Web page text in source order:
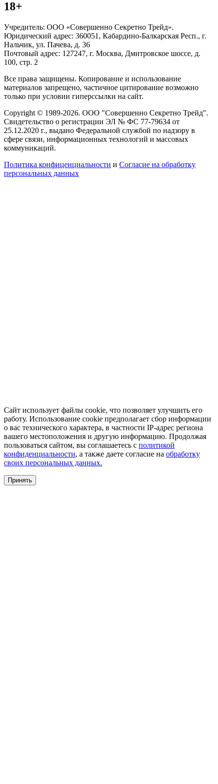
18+
Учредитель: ООО «Совершенно Секретно Трейд».
Юридический адрес: 360051, Кабардино-Балкарская Респ., г.
Нальчик, ул. Пачева, д. 36
Почтовый адрес: 127247, г. Москва, Дмитровское шоссе, д.
100, стр. 2
Все права защищены. Копирование и использование
материалов запрещено, частичное цитирование возможно
только при условии гиперссылки на сайт.
Copyright © 1989-2026. ООО "Совершенно Секретно Трейд".
Свидетельство о регистрации ЭЛ № ФС 77-79634 от
25.12.2020 г., выдано Федеральной службой по надзору в
сфере связи, информационных технологий и массовых
коммуникаций.
Политика конфиценциальности и Согласие на обработку
персональных данных
Сайт использует файлы cookie, что позволяет улучшить его
работу. Использование cookie предполагает сбор информации
о вас технического характера, в частности IP-адрес региона
вашего местоположения и другую информацию. Продолжая
пользоваться сайтом, вы соглашаетесь с политикой
конфиденциальности, а также даете согласие на обработку
своих персональных данных.
Принять